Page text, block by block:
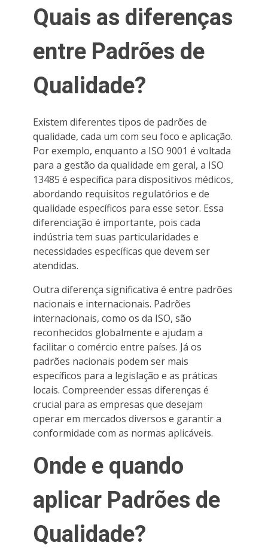
Quais as diferenças
entre Padrões de
Qualidade?
Existem diferentes tipos de padrões de
qualidade, cada um com seu foco e aplicação.
Por exemplo, enquanto a ISO 9001 é voltada
para a gestão da qualidade em geral, a ISO
13485 é específica para dispositivos médicos,
abordando requisitos regulatórios e de
qualidade específicos para esse setor. Essa
diferenciação é importante, pois cada
indústria tem suas particularidades e
necessidades específicas que devem ser
atendidas.
Outra diferença significativa é entre padrões
nacionais e internacionais. Padrões
internacionais, como os da ISO, são
reconhecidos globalmente e ajudam a
facilitar o comércio entre países. Já os
padrões nacionais podem ser mais
específicos para a legislação e as práticas
locais. Compreender essas diferenças é
crucial para as empresas que desejam
operar em mercados diversos e garantir a
conformidade com as normas aplicáveis.
Onde e quando
aplicar Padrões de
Qualidade?